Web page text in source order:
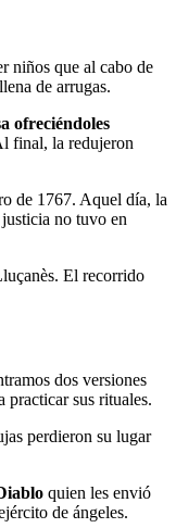
niños que al cabo de
de arrugas.
ofreciéndoles
final, la redujeron
de 1767. Aquel día, la
no tuvo en
El recorrido
dos versiones
practicar sus rituales.
perdieron su lugar
quien les envió
de ángeles.